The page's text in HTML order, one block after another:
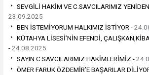
SEVGİLİ HAKİM VE C.SAVCILARIMIZ
23.09.2025
BEN İSTEMİYORUM HALKIMIZ İSTİYOR -
KÜTAHYA LİSESİ’NİN EFENDİ,
-24.08.2025
SAYIN C.SAVCILARIMIZ HAKİMLERİMİZ -
ÖMER FARUK ÖZDEMİR’E BAŞARILAR